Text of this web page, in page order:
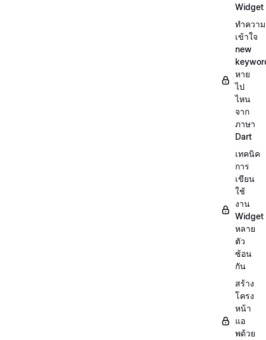
Widget
ทำความ
เข้าใจ
new
หาย
ไป
ไหน
จาก
ภาษา
Dart
เทคนิค
การ
เขียน
ใช้
งาน
Widget
หลาย
ตัว
ซ้อน
กัน
สร้าง
โครง
หน้า
แอ
พด้วย